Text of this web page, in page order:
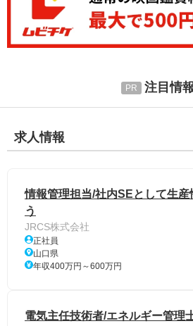
注目情
求人情報
情報管理担当/社内SEとして生
う
JRCS株式会社
正社員
山口県
年収400万円～600万円
電気主任技術者/エネルギー管理